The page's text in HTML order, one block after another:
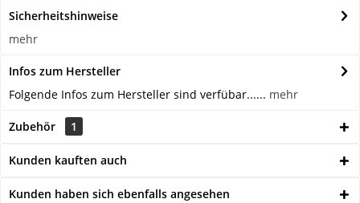
Sicherheitshinweise
mehr
Infos zum Hersteller
Folgende Infos zum Hersteller sind verfübar...... mehr
Zubehör 1
Kunden kauften auch
Kunden haben sich ebenfalls angesehen